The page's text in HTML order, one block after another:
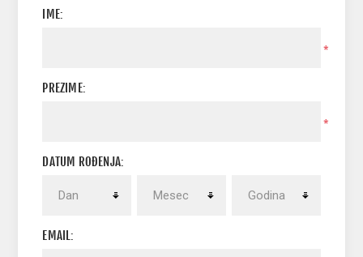
IME:
*
PREZIME:
*
DATUM ROĐENJA:
EMAIL: